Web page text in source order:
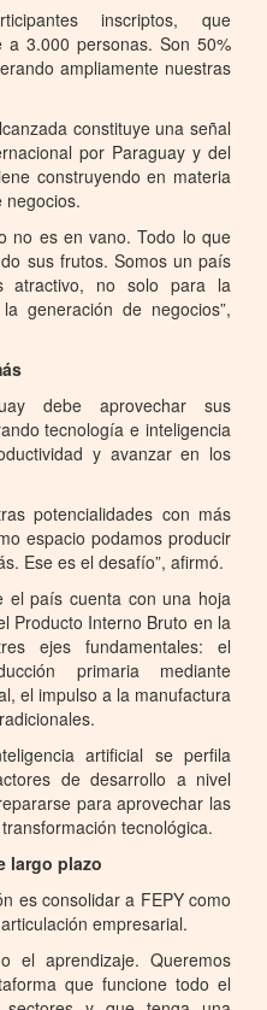
inscriptos, que
a 3.000 personas. Son 50%
ampliamente nuestras
constituye una señal
por Paraguay y del
construyendo en materia
negocios.
no es en vano. Todo lo que
sus frutos. Somos un país
atractivo, no solo para la
generación de negocios”,
debe aprovechar sus
tecnología e inteligencia
y avanzar en los
potencialidades con más
espacio podamos producir
Ese es el desafío”, afirmó.
el país cuenta con una hoja
Producto Interno Bruto en la
ejes fundamentales: el
primaria mediante
el impulso a la manufactura
artificial se perfila
de desarrollo a nivel
para aprovechar las
tecnológica.
largo plazo
es consolidar a FEPY como
empresarial.
el aprendizaje. Queremos
que funcione todo el